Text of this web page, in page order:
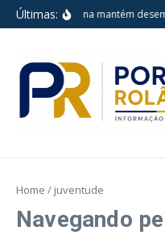
Ir para o conteúdo
Últimas:Londrina mantém
Home / juventude
Navegando